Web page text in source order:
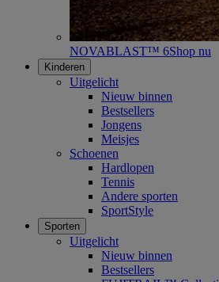
NOVABLAST™ 6Shop nu
Kinderen
Uitgelicht
Nieuw binnen
Bestsellers
Jongens
Meisjes
Schoenen
Hardlopen
Tennis
Andere sporten
SportStyle
Sporten
Uitgelicht
Nieuw binnen
Bestsellers